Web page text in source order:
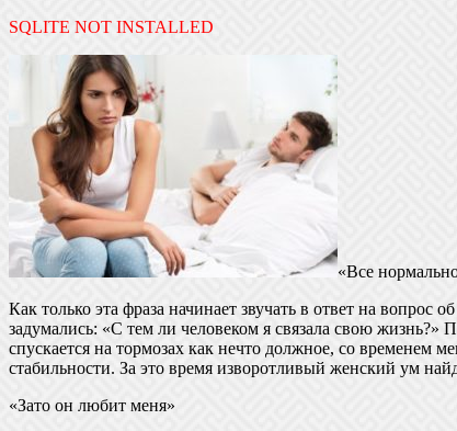
SQLITE NOT INSTALLED
«Все
Как только эта фраза начинает звучать в ответ на
задумались: «С тем ли человеком я связала свою
спускается на тормозах как нечто должное, со
стабильности. За это время изворотливый женский ум
«Зато он любит меня»